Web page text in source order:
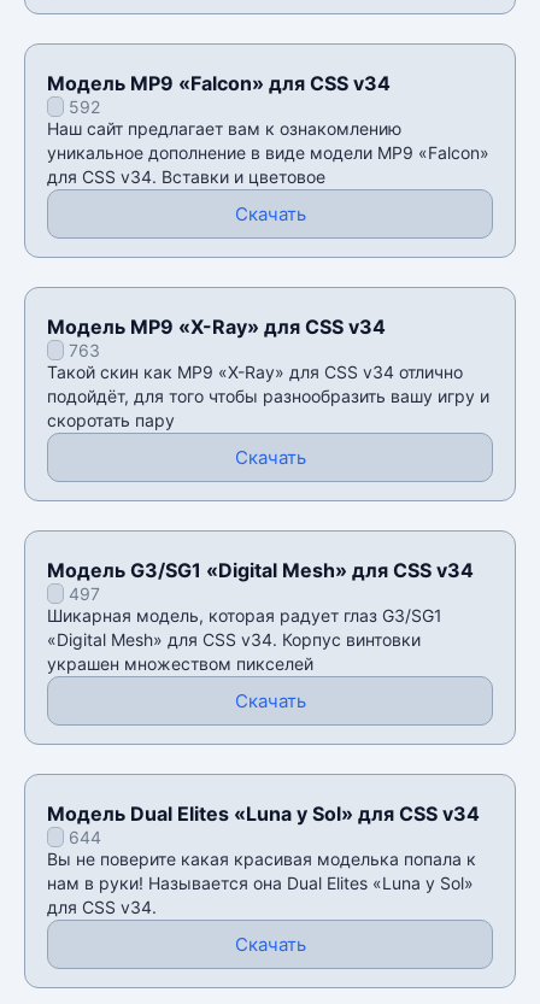
Модель MP9 «Falcon» для CSS v34
592
Наш сайт предлагает вам к ознакомлению
уникальное дополнение в виде модели MP9 «Falcon»
для CSS v34. Вставки и цветовое
Скачать
Модель MP9 «X-Ray» для CSS v34
763
Такой скин как MP9 «X-Ray» для CSS v34 отлично
подойдёт, для того чтобы разнообразить вашу игру и
скоротать пару
Скачать
Модель G3/SG1 «Digital Mesh» для CSS v34
497
Шикарная модель, которая радует глаз G3/SG1
«Digital Mesh» для CSS v34. Корпус винтовки
украшен множеством пикселей
Скачать
Модель Dual Elites «Luna y Sol» для CSS v34
644
Вы не поверите какая красивая моделька попала к
нам в руки! Называется она Dual Elites «Luna y Sol»
для CSS v34.
Скачать